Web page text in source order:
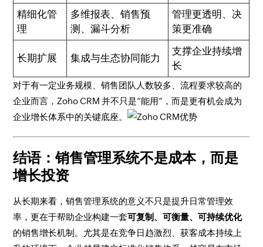
精细化管
理
多维报表、销售预
测、漏斗分析
管理更透明、决
策更准确
长期扩展 集成与生态协同能力
支撑企业持续增
长
对于有一定业务规模、销售团队人数较多、流程要求较高的
企业而言，Zoho CRM 并不只是“能用”，而是更有机会成为
企业增长体系中的关键底座。
结语：销售管理系统不是成本，而是
增长投资
从长期来看，销售管理系统的意义不只是提升日常管理效
率，更在于帮助企业构建一套可复制、可衡量、可持续优化
的销售增长机制。尤其是在竞争日趋激烈、获客成本持续上